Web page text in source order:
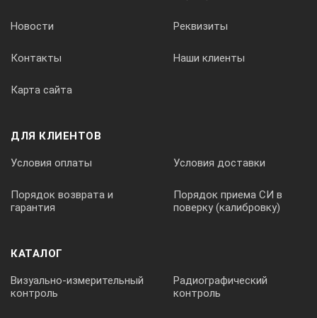
512, 1024, 1450, 8192, 8928, 9820 Гц
Максимальная глубина измерения
Максимальная глубина обнаружения
Максимальное удаление от генератора
Время непрерывной работы без подсветки (LR 11 A/час)
Новости Реквизиты
Контакты Наши клиенты
Карта сайта
ДЛЯ КЛИЕНТОВ
Условия оплаты Условия доставки
Порядок возврата и
гарантия
Порядок приема СИ в
поверку (калибровку)
КАТАЛОГ
Визуально-измерительный
контроль
Радиографический
контроль